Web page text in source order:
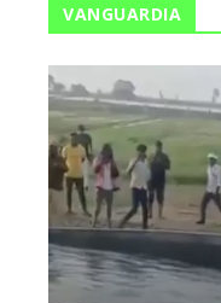
VANGUARDIA